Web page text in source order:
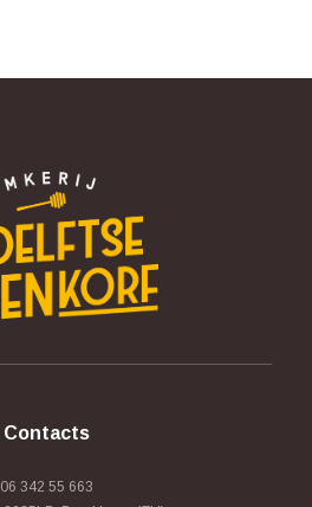
Contacts
06 342 55 663